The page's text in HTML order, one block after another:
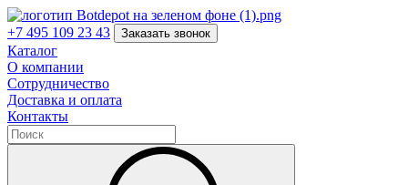
+7 495 109 23 43 Заказать звонок
Каталог
О компании
Сотрудничество
Доставка и оплата
Контакты